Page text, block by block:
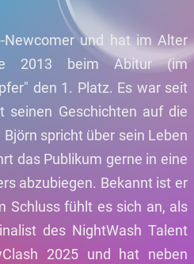
Newcomer und hat im Alter
2013 beim Abitur (im
den 1. Platz. Es war seit
seinen Geschichten auf die
spricht über sein Leben
das Publikum gerne in eine
abzubiegen. Bekannt ist er
Schluss fühlt es sich an, als
des NightWash Talent
2025 und hat neben